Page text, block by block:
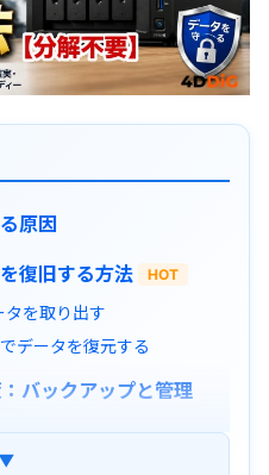
原因
復旧する方法 HOT
を取り出す
データを復元する
バックアップと管理
▼